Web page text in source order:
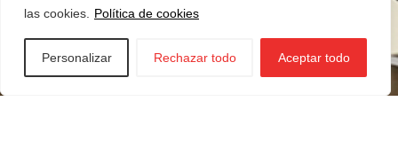
las cookies.
Política de cookies
Personalizar Rechazar todo Aceptar todo